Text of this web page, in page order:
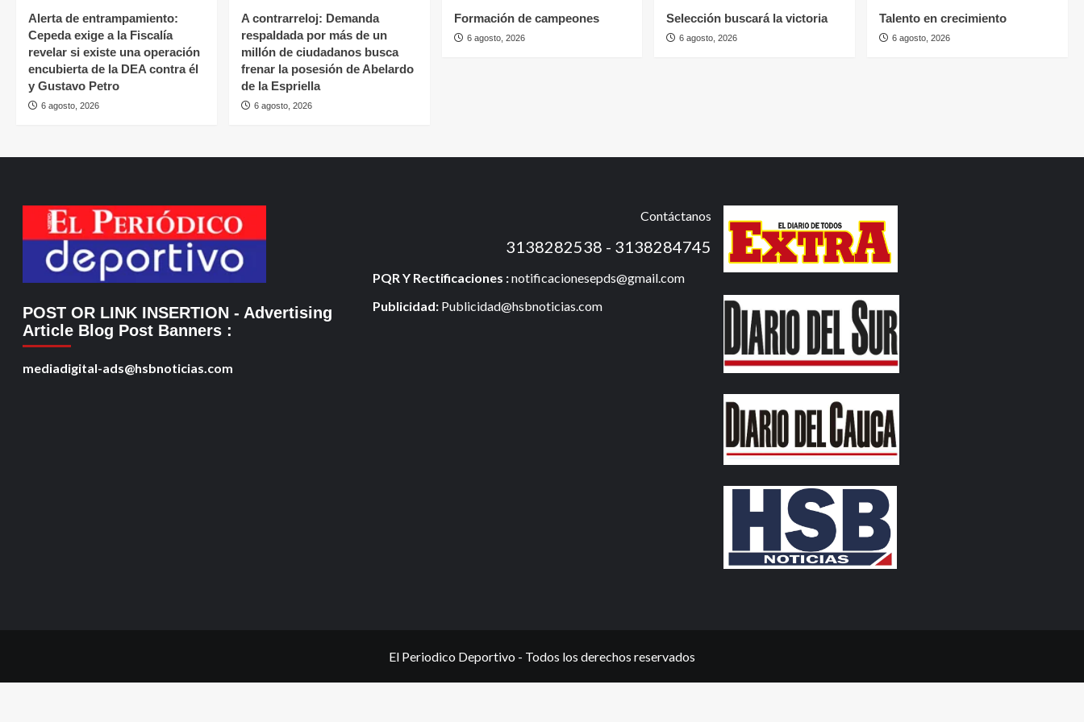
Alerta de entrampamiento:
Cepeda exige a la Fiscalía
revelar si existe una operación
encubierta de la DEA contra él
y Gustavo Petro
6 agosto, 2026
A contrarreloj: Demanda
respaldada por más de un
millón de ciudadanos busca
frenar la posesión de Abelardo
de la Espriella
6 agosto, 2026
Formación de campeones
6 agosto, 2026
Selección buscará la victoria
6 agosto, 2026
Talento en crecimiento
6 agosto, 2026
POST OR LINK INSERTION - Advertising
Article Blog Post Banners :
mediadigital-ads@hsbnoticias.com
Contáctanos
3138282538 - 3138284745
PQR Y Rectificaciones :notificacionesepds@gmail.com
Publicidad: Publicidad@hsbnoticias.com